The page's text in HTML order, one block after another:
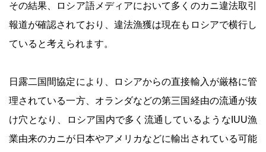
その結果、ロシア語メディアにおいて多くのカニ違法取引
報道が確認されており、違法漁獲は現在もロシアで横行し
ていると考えられます。
日露二国間協定により、ロシアからの直接輸入が厳格に管
理されている一方、オランダなどの第三国経由の流通が抜
け穴となり、ロシア国内で多く流通しているようなIUU漁
業由来のカニが日本やアメリカなどに輸出されている可能